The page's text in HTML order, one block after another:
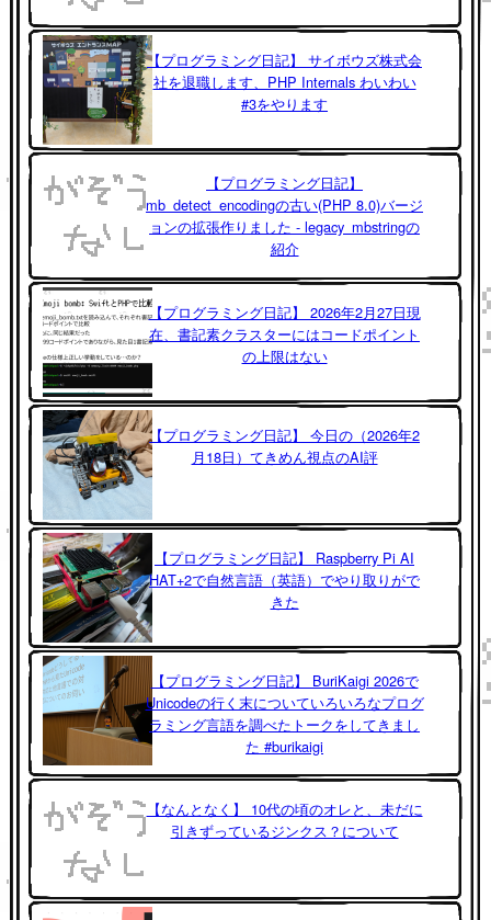
【プログラミング日記】 サイボウズ株式会
社を退職します、PHP Internals わいわい
#3をやります
【プログラミング日記】
mb_detect_encodingの古い(PHP 8.0)バージ
ョンの拡張作りました - legacy_mbstringの
紹介
【プログラミング日記】 2026年2月27日現
在、書記素クラスターにはコードポイント
の上限はない
【プログラミング日記】 今日の（2026年2
月18日）てきめん視点のAI評
【プログラミング日記】 Raspberry Pi AI
HAT+2で自然言語（英語）でやり取りがで
きた
【プログラミング日記】 BuriKaigi 2026で
Unicodeの行く末についていろいろなプログ
ラミング言語を調べたトークをしてきまし
た #burikaigi
【なんとなく】 10代の頃のオレと、未だに
引きずっているジンクス？について